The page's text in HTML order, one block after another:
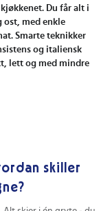
Du får alt i
ost, med enkle
Smarte teknikker
og italiensk
lett og med mindre
skiller